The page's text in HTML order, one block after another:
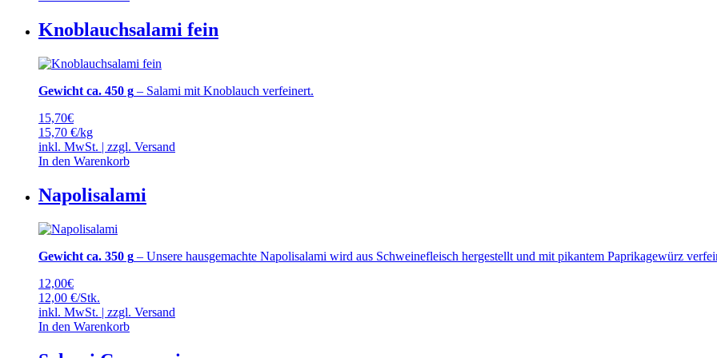
Knoblauchsalami fein
Gewicht ca. 450 g – Salami mit Knoblauch verfeinert.
15,70€
15,70 €/kg
inkl. MwSt. | zzgl. Versand
In den Warenkorb
Napolisalami
Gewicht ca. 350 g – Unsere hausgemachte Napolisalami wird aus Schweinefleisch hergestellt und mit pikantem Paprikagewürz
12,00€
12,00 €/Stk.
inkl. MwSt. | zzgl. Versand
In den Warenkorb